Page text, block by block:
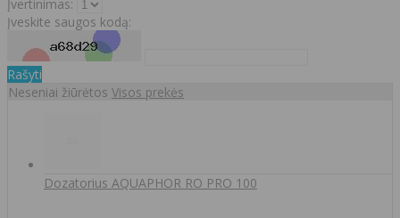
Įvertinimas:
Įveskite saugos kodą:
Rašyti
Neseniai žiūrėtos Visos prekės
Dozatorius AQUAPHOR RO PRO 100